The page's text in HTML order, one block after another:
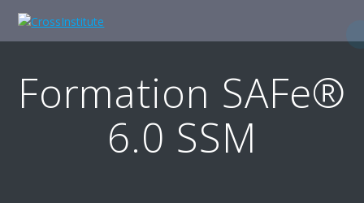
content
Formation SAFe®
6.0 SSM